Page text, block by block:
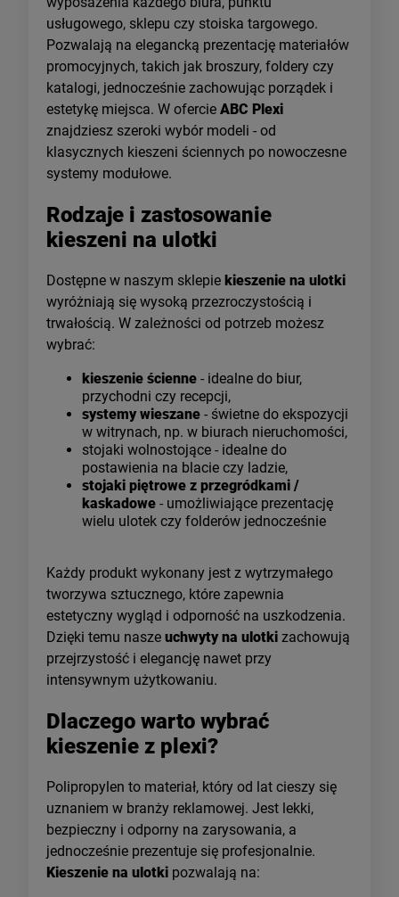
usługowego, sklepu czy stoiska targowego.
Pozwalają na elegancką prezentację materiałów
promocyjnych, takich jak broszury, foldery czy
katalogi, jednocześnie zachowując porządek i
estetykę miejsca. W ofercie ABC Plexi
znajdziesz szeroki wybór modeli - od
klasycznych kieszeni ściennych po nowoczesne
systemy modułowe.
Rodzaje i zastosowanie
kieszeni na ulotki
Dostępne w naszym sklepie kieszenie na ulotki
wyróżniają się wysoką przezroczystością i
trwałością. W zależności od potrzeb możesz
wybrać:
kieszenie ścienne - idealne do biur,
przychodni czy recepcji,
systemy wieszane - świetne do ekspozycji
w witrynach, np. w biurach nieruchomości,
stojaki wolnostojące - idealne do
postawienia na blacie czy ladzie,
stojaki piętrowe z przegródkami /
kaskadowe - umożliwiające prezentację
wielu ulotek czy folderów jednocześnie
Każdy produkt wykonany jest z wytrzymałego
tworzywa sztucznego, które zapewnia
estetyczny wygląd i odporność na uszkodzenia.
Dzięki temu nasze uchwyty na ulotki zachowują
przejrzystość i elegancję nawet przy
intensywnym użytkowaniu.
Dlaczego warto wybrać
kieszenie z plexi?
Polipropylen to materiał, który od lat cieszy się
uznaniem w branży reklamowej. Jest lekki,
bezpieczny i odporny na zarysowania, a
jednocześnie prezentuje się profesjonalnie.
Kieszenie na ulotki pozwalają na: